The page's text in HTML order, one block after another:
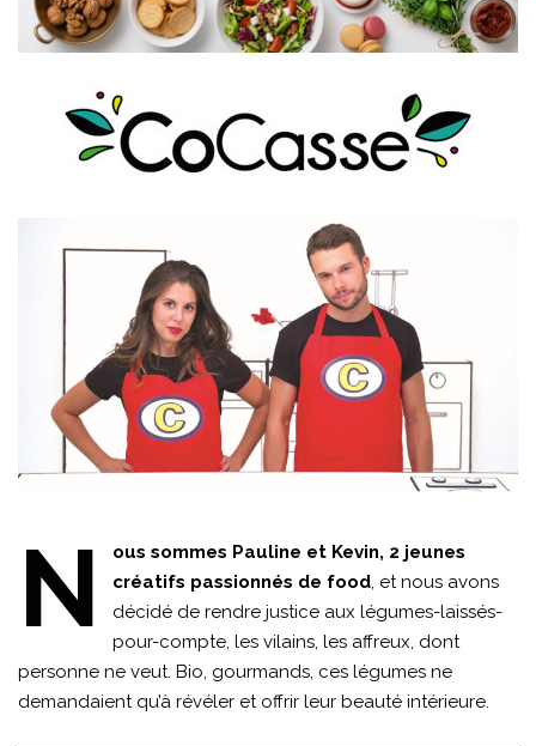
N
ous sommes Pauline et Kevin, 2 jeunes
créatifs passionnés de food , et nous avons
décidé de rendre justice aux légumes-laissés-
pour-compte, les vilains, les affreux, dont
personne ne veut. Bio, gourmands, ces légumes ne
demandaient qu’à révéler et offrir leur beauté intérieure.